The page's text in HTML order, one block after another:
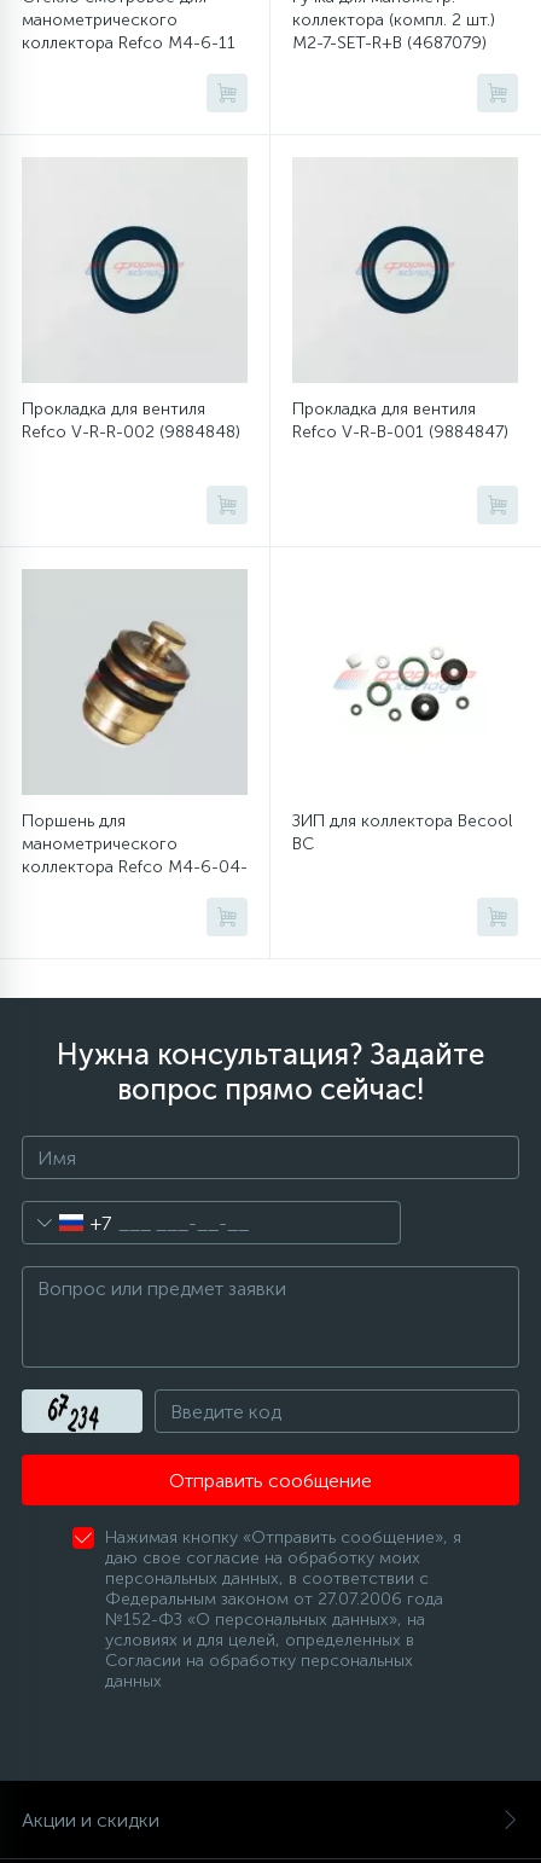
Сливные фильтры
Стекла люка
Суппорты (ступицы)
Таходатчики
12
Шкивы барабана
Шланги залива
Щетки двигателя
Электронные модули
30
манометрического
коллектора Refco M4-6-11
коллектора (компл. 2 шт.)
M2-7-SET-R+B (4687079)
Прокладка для вентиля
Refco V-R-R-002 (9884848)
Прокладка для вентиля
Refco V-R-B-001 (9884847)
Поршень для
манометрического
коллектора Refco M4-6-04-
ЗИП для коллектора Becool
BC
Нужна консультация? Задайте
вопрос прямо сейчас!
+7
Отправить сообщение
Нажимая кнопку «Отправить сообщение», я
даю свое согласие на обработку моих
персональных данных, в соответствии с
Федеральным законом от 27.07.2006 года
№152-ФЗ «О персональных данных», на
условиях и для целей, определенных в
Согласии на обработку персональных
данных
Акции и скидки